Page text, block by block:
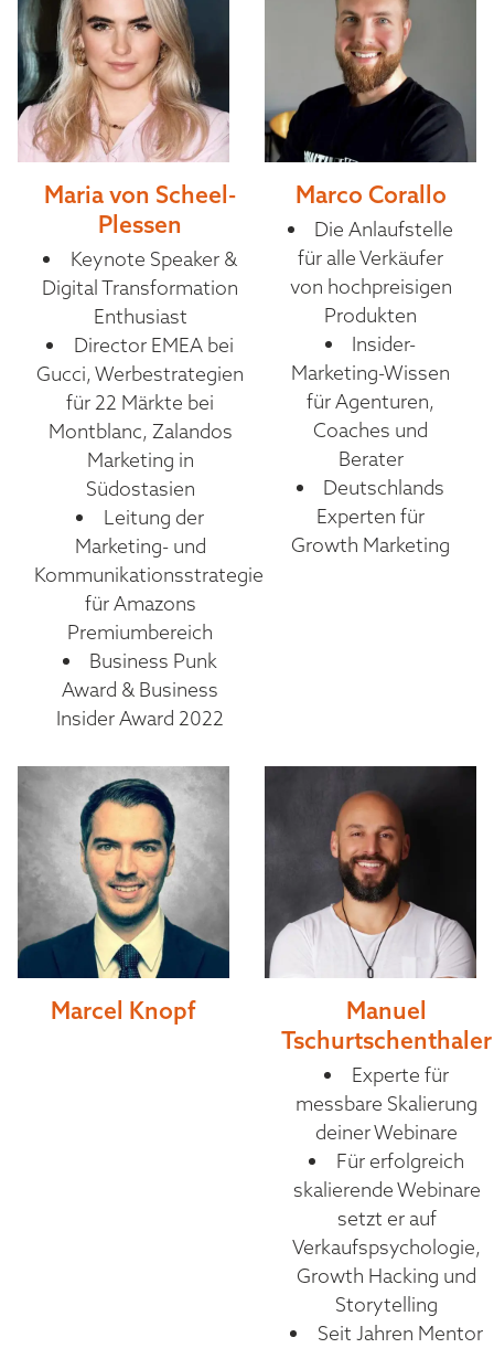
Maria von Scheel-
Plessen
Keynote Speaker &
Digital Transformation
Enthusiast
Director EMEA bei
Gucci, Werbestrategien
für 22 Märkte bei
Montblanc, Zalandos
Marketing in
Südostasien
Leitung der
Marketing- und
Kommunikationsstrategie
für Amazons
Premiumbereich
Business Punk
Award & Business
Insider Award 2022
Marco Corallo
Die Anlaufstelle
für alle Verkäufer
von hochpreisigen
Produkten
Insider-
Marketing-Wissen
für Agenturen,
Coaches und
Berater
Deutschlands
Experten für
Growth Marketing
Marcel Knopf
Manuel
Tschurtschenthaler
Experte für
messbare Skalierung
deiner Webinare
Für erfolgreich
skalierende Webinare
setzt er auf
Verkaufspsychologie,
Growth Hacking und
Storytelling
Seit Jahren Mentor